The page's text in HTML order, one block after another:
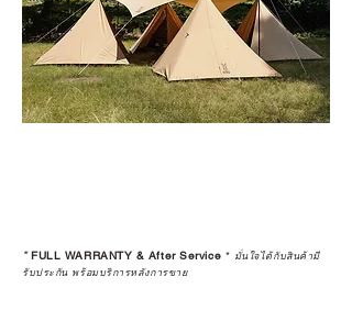
*FULL WARRANTY & After Service * มั่นใจได้กับสินค้ามี
รับประกัน พร้อมบริการหลังการขาย